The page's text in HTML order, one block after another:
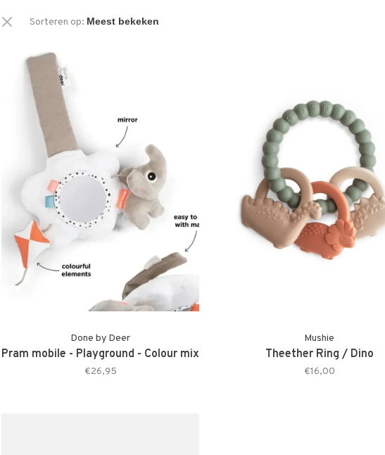
Sorteren op:
Done by Deer
Pram mobile - Playground - Colour mix
€26,95
Mushie
Theether Ring / Dino
€16,00